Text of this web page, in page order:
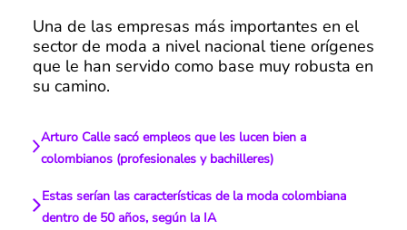
Una de las empresas más importantes en el
sector de moda a nivel nacional tiene orígenes
que le han servido como base muy robusta en
su camino.
Arturo Calle sacó empleos que les lucen bien a
colombianos (profesionales y bachilleres)
Estas serían las características de la moda colombiana
dentro de 50 años, según la IA